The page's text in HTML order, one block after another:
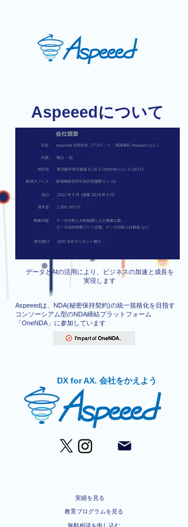
Aspeeedについて
データとAIの活用により、ビジネスの加速と成長を
実現します
Aspeeedは、NDA(秘密保持契約)の統一規格化を目指す
コンソーシアム型のNDA締結プラットフォーム
「OneNDA」に参加しています
DX for AX. 会社をかえよう
実績を見る
教育プログラムを見る
無料相談を申し込む